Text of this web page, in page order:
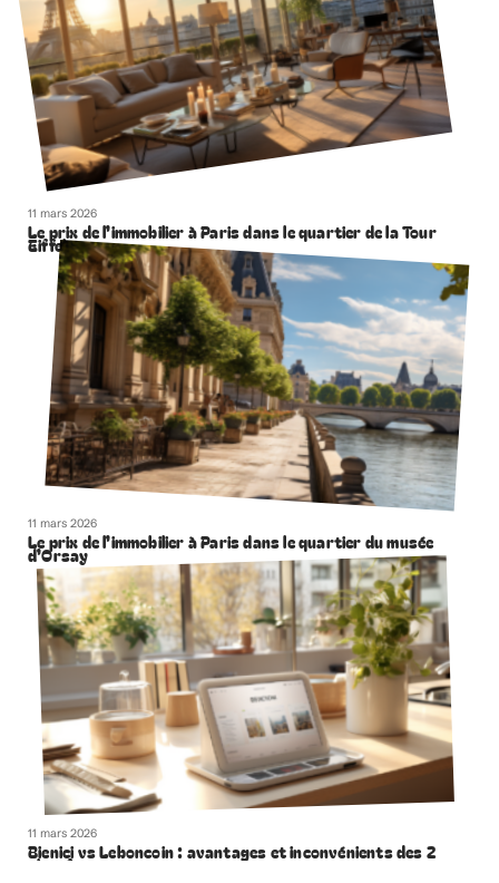
11 mars 2026
Le prix de l’immobilier à Paris dans le quartier de la Tour
Eiffel
11 mars 2026
Le prix de l’immobilier à Paris dans le quartier du musée
d’Orsay
11 mars 2026
Bienici vs Leboncoin : avantages et inconvénients des 2
plateformes